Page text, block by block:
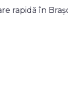
rapidă în
Despre